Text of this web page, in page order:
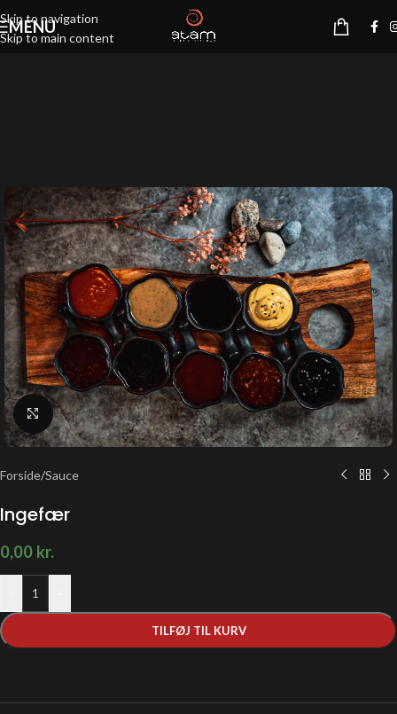
Skip to navigation
Skip to main content
MENU
Klik for at forstørre
Forside/Sauce
Ingefær
0,00 kr.
TILFØJ TIL KURV